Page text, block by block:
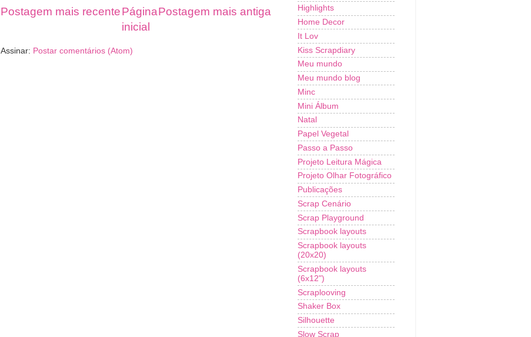
Postagem mais recente Postagem mais antiga
Página
inicial
Assinar: Postar comentários (Atom)
Highlights
Home Decor
It Lov
Kiss Scrapdiary
Meu mundo
Meu mundo blog
Minc
Mini Álbum
Natal
Papel Vegetal
Passo a Passo
Projeto Leitura Mágica
Projeto Olhar Fotográfico
Publicações
Scrap Cenário
Scrap Playground
Scrapbook layouts
Scrapbook layouts
(20x20)
Scrapbook layouts
(6x12")
Scraplooving
Shaker Box
Silhouette
Slow Scrap